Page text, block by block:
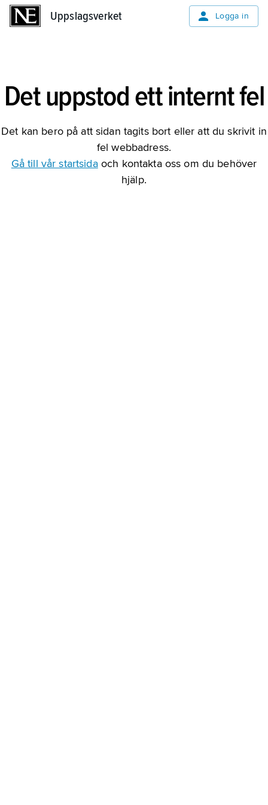
Uppslagsverket Logga in
Det uppstod ett internt fel
Det kan bero på att sidan tagits bort eller att du skrivit in
fel webbadress.
Gå till vår startsidaoch kontakta oss om du behöver
hjälp.